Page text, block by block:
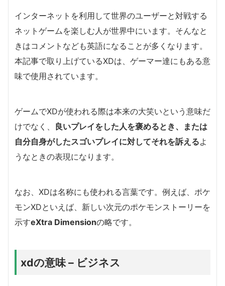
インターネットを利用して世界のユーザーと対戦する
ネットゲームを楽しむ人が世界中にいます。そんなと
きはコメントなども英語になることが多くなります。
本記事で取り上げているXDは、ゲーマー達にもある意
味で使用されています。
ゲームでXDが使われる際は本来の大笑いという意味だ
けでなく、 良いプレイをした人を褒めるとき、または
自分自身がしたスゴいプレイに対してそれを訴えるよ
うなときの表現になります。
なお、XDは名称にも使われる言葉です。例えば、ポケ
モンXDといえば、新しい次元のポケモンストーリーを
示すeXtra Dimensionの略です。
xdの意味 – ビジネス